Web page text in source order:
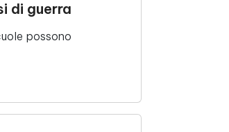
di guerra
possono